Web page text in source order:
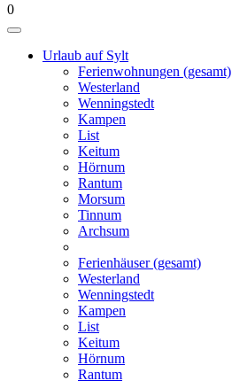
0
Urlaub auf Sylt
Ferienwohnungen (gesamt)
Westerland
Wenningstedt
Kampen
List
Keitum
Hörnum
Rantum
Morsum
Tinnum
Archsum
Ferienhäuser (gesamt)
Westerland
Wenningstedt
Kampen
List
Keitum
Hörnum
Rantum